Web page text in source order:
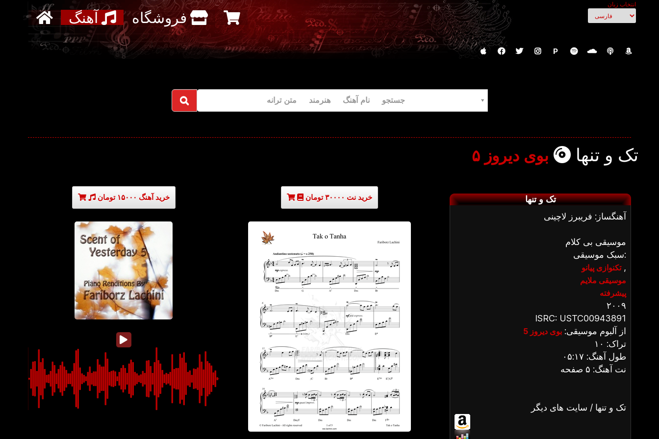
انتخاب زبان
آهنگ فروشگاه
P
جستجو نام آهنگ هنرمند متن ترانه
تک و تنها بوی دیروز ۵
خرید آهنگ ۱۵۰۰۰ تومان خرید نت ۳۰۰۰۰ تومان تک و تنها
آهنگساز: فریبرز لاچینی
موسیقی بی کلام
سبک موسیقی:
تکنوازی پیانو,
موسیقی ملایم
پیشرفته
۲۰۰۹
ISRC: USTC00943891
از آلبوم موسیقی: بوی دیروز 5
تراک: ۱۰
طول آهنگ: ۰۵:۱۷
نت آهنگ: ۵ صفحه
تک و تنها / سایت های دیگر